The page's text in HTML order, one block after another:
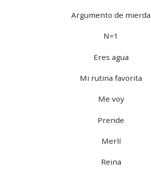
Argumento de mierda
N=1
Eres agua
Mi rutina favorita
Me voy
Prende
Merlí
Reina